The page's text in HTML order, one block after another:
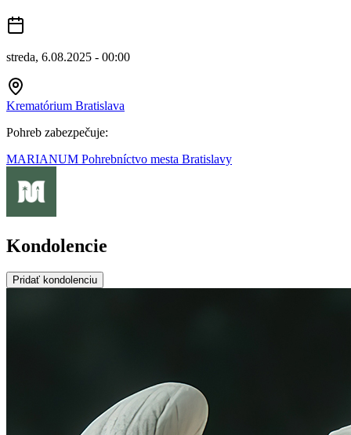
streda, 6.08.2025 - 00:00
Krematórium Bratislava
Pohreb zabezpečuje:
MARIANUM Pohrebníctvo mesta Bratislavy
Kondolencie
Pridať kondolenciu